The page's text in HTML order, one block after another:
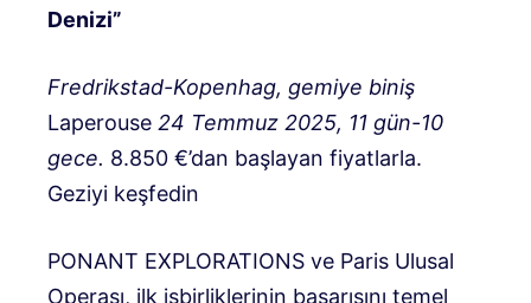
Denizi”
Fredrikstad-Kopenhag, gemiye biniş
Laperouse 24 Temmuz 2025, 11 gün-10
gece. 8.850 €’dan başlayan fiyatlarla.
Geziyi keşfedin
PONANT EXPLORATIONS ve Paris Ulusal
Operası, ilk işbirliklerinin başarısını temel